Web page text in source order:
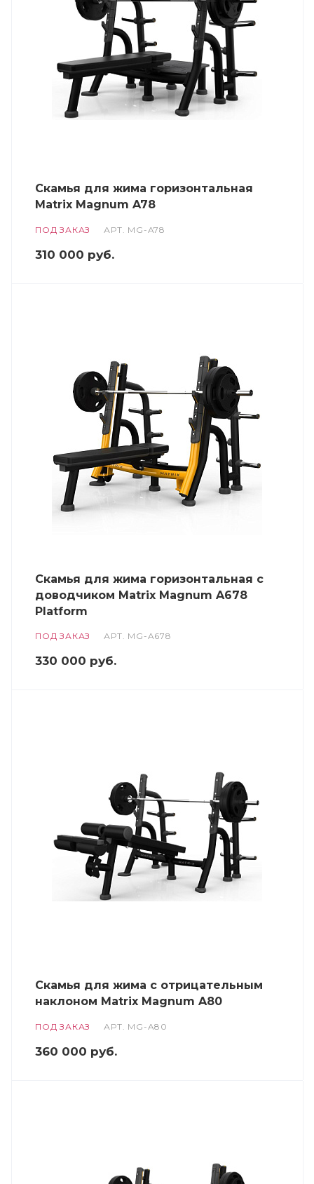
Скамья для жима горизонтальная
Matrix Magnum A78
ПОД ЗАКАЗ АРТ. MG-A78
310 000 руб.
Скамья для жима горизонтальная с
доводчиком Matrix Magnum A678
Platform
ПОД ЗАКАЗ АРТ. MG-A678
330 000 руб.
Скамья для жима с отрицательным
наклоном Matrix Magnum A80
ПОД ЗАКАЗ АРТ. MG-A80
360 000 руб.